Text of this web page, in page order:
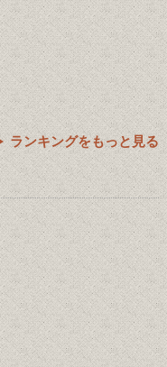
ランキングをもっと見る